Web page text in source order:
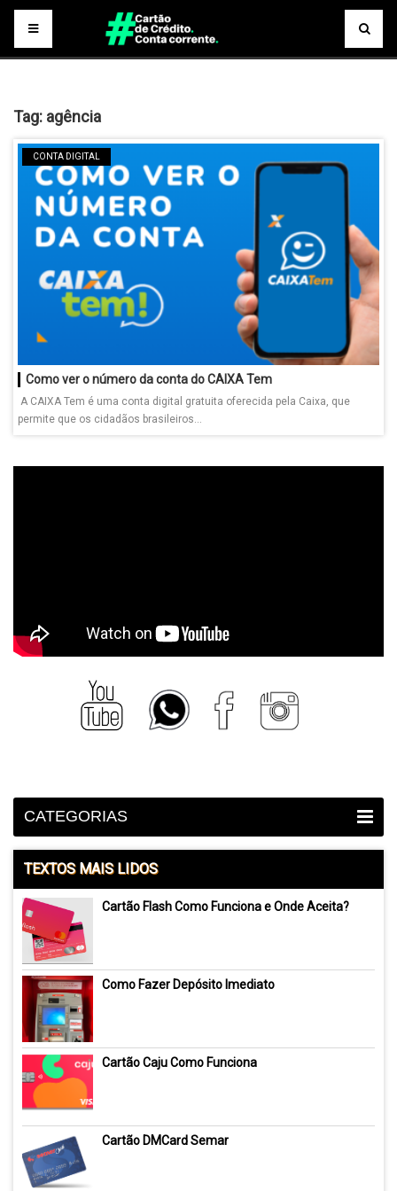
Tag: agência
CONTA DIGITAL
Como ver o número da conta do CAIXA Tem
A CAIXA Tem é uma conta digital gratuita oferecida pela Caixa, que
permite que os cidadãos brasileiros...
CATEGORIAS
TEXTOS MAIS LIDOS
Cartão Flash Como Funciona e Onde Aceita?
Como Fazer Depósito Imediato
Cartão Caju Como Funciona
Cartão DMCard Semar